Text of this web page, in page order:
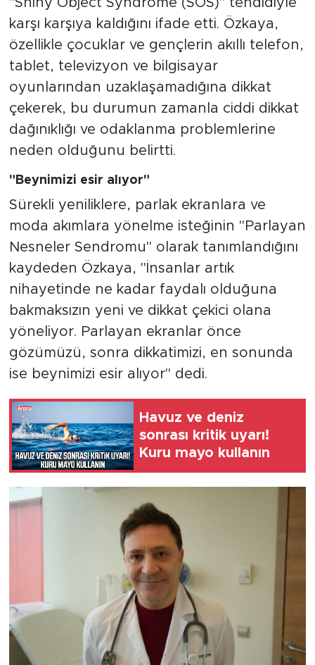
"Shiny Object Syndrome (SOS)" tehdidiyle
karşı karşıya kaldığını ifade etti. Özkaya,
özellikle çocuklar ve gençlerin akıllı telefon,
tablet, televizyon ve bilgisayar
oyunlarından uzaklaşamadığına dikkat
çekerek, bu durumun zamanla ciddi dikkat
dağınıklığı ve odaklanma problemlerine
neden olduğunu belirtti.
"Beynimizi esir alıyor"
Sürekli yeniliklere, parlak ekranlara ve
moda akımlara yönelme isteğinin "Parlayan
Nesneler Sendromu" olarak tanımlandığını
kaydeden Özkaya, "İnsanlar artık
nihayetinde ne kadar faydalı olduğuna
bakmaksızın yeni ve dikkat çekici olana
yöneliyor. Parlayan ekranlar önce
gözümüzü, sonra dikkatimizi, en sonunda
ise beynimizi esir alıyor" dedi.
Havuz ve deniz
sonrası kritik uyarı!
Kuru mayo kullanın